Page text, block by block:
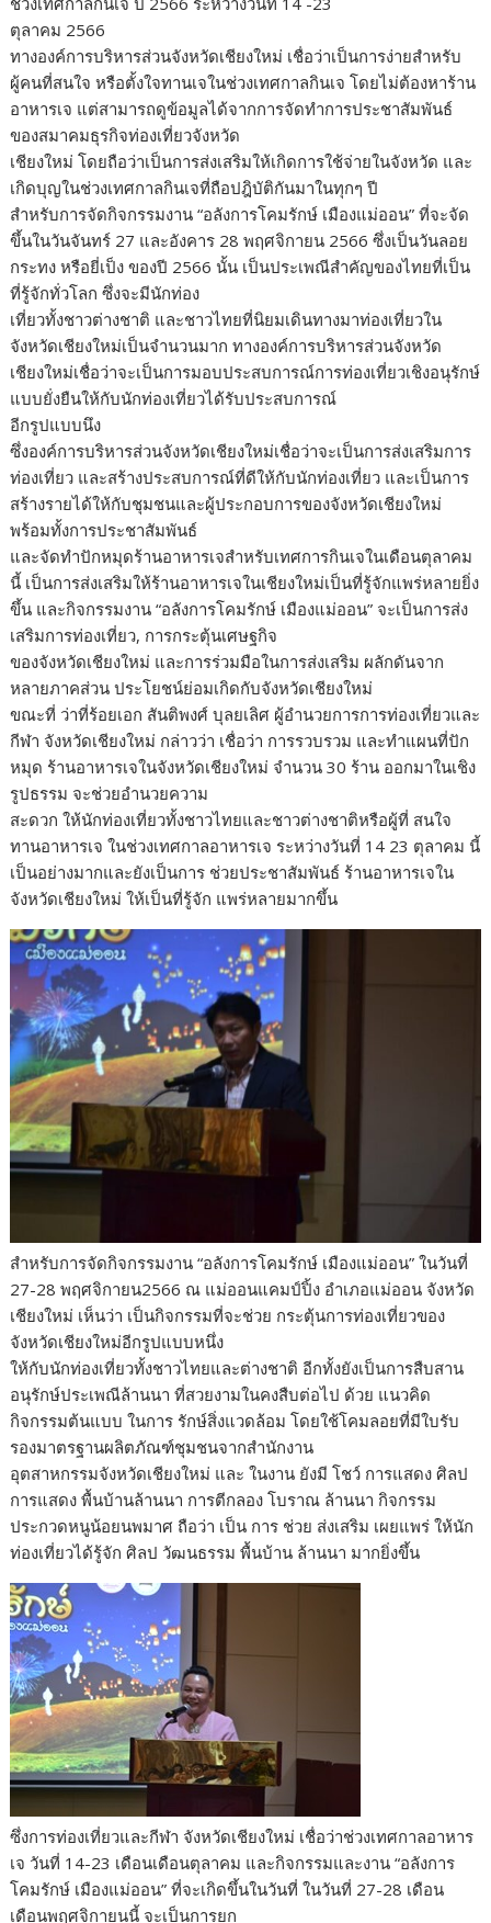
ตุลาคม 2566
ทางองค์การบริหารส่วนจังหวัดเชียงใหม่ เชื่อว่าเป็นการง่ายสำหรับ
ผู้คนที่สนใจ หรือตั้งใจทานเจในช่วงเทศกาลกินเจ โดยไม่ต้องหาร้าน
อาหารเจ แต่สามารถดูข้อมูลได้จากการจัดทำการประชาสัมพันธ์
ของสมาคมธุรกิจท่องเที่ยวจังหวัด
เชียงใหม่ โดยถือว่าเป็นการส่งเสริมให้เกิดการใช้จ่ายในจังหวัด และ
เกิดบุญในช่วงเทศกาลกินเจที่ถือปฎิบัติกันมาในทุกๆ ปี
สำหรับการจัดกิจกรรมงาน “อลังการโคมรักษ์ เมืองแม่ออน” ที่จะจัด
ขึ้นในวันจันทร์ 27 และอังคาร 28 พฤศจิกายน 2566 ซึ่งเป็นวันลอย
กระทง หรือยี่เป็ง ของปี 2566 นั้น เป็นประเพณีสำคัญของไทยที่เป็น
ที่รู้จักทั่วโลก ซึ่งจะมีนักท่อง
เที่ยวทั้งชาวต่างชาติ และชาวไทยที่นิยมเดินทางมาท่องเที่ยวใน
จังหวัดเชียงใหม่เป็นจำนวนมาก ทางองค์การบริหารส่วนจังหวัด
เชียงใหม่เชื่อว่าจะเป็นการมอบประสบการณ์การท่องเที่ยวเชิงอนุรักษ์
แบบยั่งยืนให้กับนักท่องเที่ยวได้รับประสบการณ์
อีกรูปแบบนึง
ซึ่งองค์การบริหารส่วนจังหวัดเชียงใหม่เชื่อว่าจะเป็นการส่งเสริมการ
ท่องเที่ยว และสร้างประสบการณ์ที่ดีให้กับนักท่องเที่ยว และเป็นการ
สร้างรายได้ให้กับชุมชนและผู้ประกอบการของจังหวัดเชียงใหม่
พร้อมทั้งการประชาสัมพันธ์
และจัดทำปักหมุดร้านอาหารเจสำหรับเทศการกินเจในเดือนตุลาคม
นี้ เป็นการส่งเสริมให้ร้านอาหารเจในเชียงใหม่เป็นที่รู้จักแพร่หลายยิ่ง
ขึ้น และกิจกรรมงาน “อลังการโคมรักษ์ เมืองแม่ออน” จะเป็นการส่ง
เสริมการท่องเที่ยว, การกระตุ้นเศษฐกิจ
ของจังหวัดเชียงใหม่ และการร่วมมือในการส่งเสริม ผลักดันจาก
หลายภาคส่วน ประโยชน์ย่อมเกิดกับจังหวัดเชียงใหม่
ขณะที่ ว่าที่ร้อยเอก สันติพงศ์ บุลยเลิศ ผู้อำนวยการการท่องเที่ยวและ
กีฬา จังหวัดเชียงใหม่ กล่าวว่า เชื่อว่า การรวบรวม และทำแผนที่ปัก
หมุด ร้านอาหารเจในจังหวัดเชียงใหม่ จำนวน 30 ร้าน ออกมาในเชิง
รูปธรรม จะช่วยอำนวยความ
สะดวก ให้นักท่องเที่ยวทั้งชาวไทยและชาวต่างชาติหรือผู้ที่ สนใจ
ทานอาหารเจ ในช่วงเทศกาลอาหารเจ ระหว่างวันที่ 14 23 ตุลาคม นี้
เป็นอย่างมากและยังเป็นการ ช่วยประชาสัมพันธ์ ร้านอาหารเจใน
จังหวัดเชียงใหม่ ให้เป็นที่รู้จัก แพร่หลายมากขึ้น
สำหรับการจัดกิจกรรมงาน “อลังการโคมรักษ์ เมืองแม่ออน” ในวันที่
27-28 พฤศจิกายน2566 ณ แม่ออนแคมป์ปิ้ง อำเภอแม่ออน จังหวัด
เชียงใหม่ เห็นว่า เป็นกิจกรรมที่จะช่วย กระตุ้นการท่องเที่ยวของ
จังหวัดเชียงใหม่อีกรูปแบบหนึ่ง
ให้กับนักท่องเที่ยวทั้งชาวไทยและต่างชาติ อีกทั้งยังเป็นการสืบสาน
อนุรักษ์ประเพณีล้านนา ที่สวยงามในคงสืบต่อไป ด้วย แนวคิด
กิจกรรมต้นแบบ ในการ รักษ์สิ่งแวดล้อม โดยใช้โคมลอยที่มีใบรับ
รองมาตรฐานผลิตภัณฑ์ชุมชนจากสำนักงาน
อุตสาหกรรมจังหวัดเชียงใหม่ และ ในงาน ยังมี โชว์ การแสดง ศิลป
การแสดง พื้นบ้านล้านนา การตีกลอง โบราณ ล้านนา กิจกรรม
ประกวดหนูน้อยนพมาศ ถือว่า เป็น การ ช่วย ส่งเสริม เผยแพร่ ให้นัก
ท่องเที่ยวได้รู้จัก ศิลป วัฒนธรรม พื้นบ้าน ล้านนา มากยิ่งขึ้น
ซึ่งการท่องเที่ยวและกีฬา จังหวัดเชียงใหม่ เชื่อว่าช่วงเทศกาลอาหาร
เจ วันที่ 14-23 เดือนเดือนตุลาคม และกิจกรรมและงาน “อลังการ
โคมรักษ์ เมืองแม่ออน” ที่จะเกิดขึ้นในวันที่ ในวันที่ 27-28 เดือน
เดือนพฤศจิกายนนี้ จะเป็นการยก